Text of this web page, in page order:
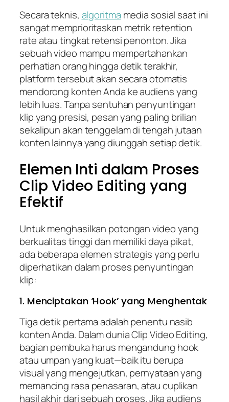
Secara teknis, algoritma media sosial saat ini
sangat memprioritaskan metrik retention
rate atau tingkat retensi penonton. Jika
sebuah video mampu mempertahankan
perhatian orang hingga detik terakhir,
platform tersebut akan secara otomatis
mendorong konten Anda ke audiens yang
lebih luas. Tanpa sentuhan penyuntingan
klip yang presisi, pesan yang paling brilian
sekalipun akan tenggelam di tengah jutaan
konten lainnya yang diunggah setiap detik.
Elemen Inti dalam Proses
Clip Video Editing yang
Efektif
Untuk menghasilkan potongan video yang
berkualitas tinggi dan memiliki daya pikat,
ada beberapa elemen strategis yang perlu
diperhatikan dalam proses penyuntingan
klip:
1. Menciptakan ‘Hook’ yang Menghentak
Tiga detik pertama adalah penentu nasib
konten Anda. Dalam dunia Clip Video Editing,
bagian pembuka harus mengandung hook
atau umpan yang kuat—baik itu berupa
visual yang mengejutkan, pernyataan yang
memancing rasa penasaran, atau cuplikan
hasil akhir dari sebuah proses. Jika audiens